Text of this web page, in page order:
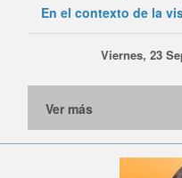
En el contexto de la
Viernes, 23
Ver más